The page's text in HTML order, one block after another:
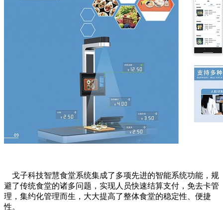
戈子科技智慧食堂系统集成了多项先进的智能系统功能，规
避了传统食堂的诸多问题，实现人员快速结算支付，免去卡管
理，集约化管理而生，大大提高了整体食堂的稳定性、便捷
性。